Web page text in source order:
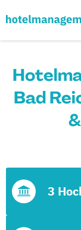
Bad
3